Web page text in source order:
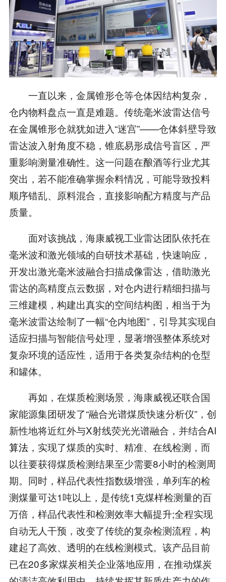
一直以来，金属锥形仓等仓体因结构复杂，
仓内物料盘点一直是难题。传统毫米波雷达信号
在金属锥形仓就犹如进入“迷宫”——仓体斜壁导致
雷达波入射角度不稳，锥底易形成信号盲区，严
重影响测量准确性。这一问题在酿酒等行业尤其
突出，若不能准确掌握余料情况，可能导致投料
顺序错乱、原料混合，直接影响配方精度与产品
质量。
面对该挑战，海康威视工业雷达团队依托在
毫米波和激光领域的自研技术基础，快速响应，
开发出激光毫米波融合扫描成像雷达，借助激光
雷达的高精度点云数据，对仓内进行精细扫描与
三维建模，构建出真实的空间结构图，相当于为
毫米波雷达绘制了一幅“仓内地图”，引导其实现自
适应扫描与智能信号处理，显著增强整体系统对
复杂环境的适应性，适用于各类复杂结构的仓型
和罐体。
再如，在煤质检测场景，海康威视还联合国
家能源集团研发了“融合光谱煤质快速分析仪”，创
新性地将近红外与X射线荧光光谱融合，并结合AI
算法，实现了煤质的实时、精准、在线检测，而
以往要获得煤质检测结果至少需要8小时的检测周
期。同时，样品代表性指数级增强，单列车的检
测煤量可达1吨以上，是传统1克煤样检测量的百
万倍，样品代表性和检测效率大幅提升;全程实现
自动无人干预，改变了传统的复杂检测流程，构
建起了高效、透明的在线检测模式。该产品目前
已在20多家煤炭相关企业落地应用，在推动煤炭